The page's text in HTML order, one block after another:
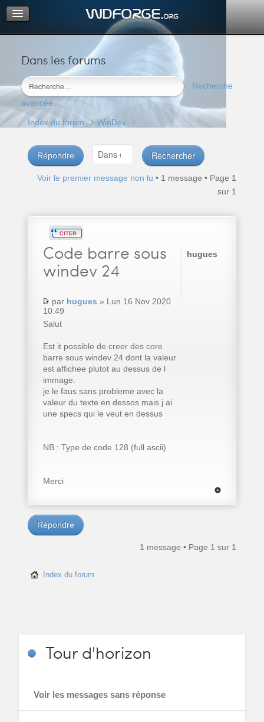
Dans les forums
Recherche
avancée
Portail
Index du forum
M’enregistrer
Connexion
Index du forum WinDev
Répondre
Voir le premier message non lu • 1 message • Page 1
sur 1
Code barre sous
windev 24
par hugues » Lun 16 Nov 2020
10:49
Salut
Est it possible de creer des core
barre sous windev 24 dont la valeur
est affichee plutot au dessus de l
immage.
je le faus sans probleme avec la
valeur du texte en dessos mais j ai
une specs qui le veut en dessus
NB : Type de code 128 (full ascii)
Merci
hugues
Répondre
1 message • Page 1 sur 1
Index du forum
Tourd'horizon
Voir les messages sans réponse